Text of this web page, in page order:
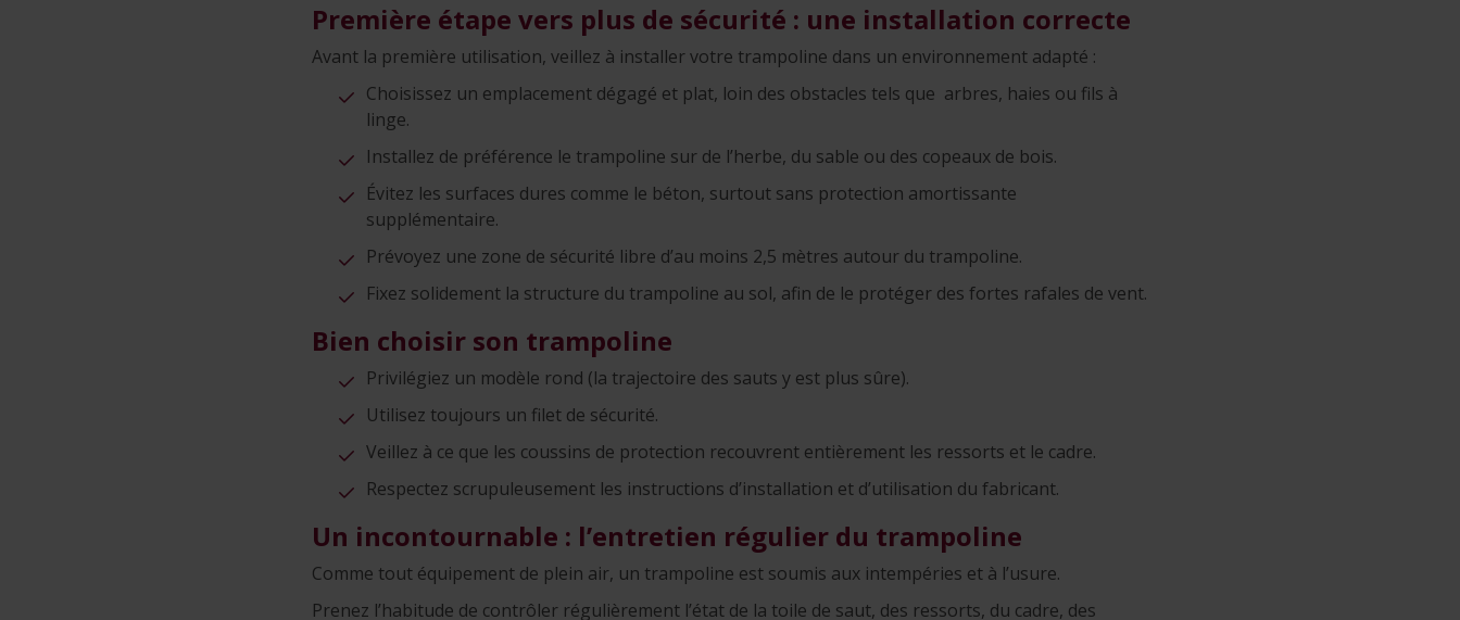
Première étape vers plus de sécurité : une installation correcte
Avant la première utilisation, veillez à installer votre trampoline dans un environnement adapté :
Choisissez un emplacement dégagé et plat, loin des obstacles tels que arbres, haies ou fils à
linge.
Installez de préférence le trampoline sur de l’herbe, du sable ou des copeaux de bois.
Évitez les surfaces dures comme le béton, surtout sans protection amortissante
supplémentaire.
Prévoyez une zone de sécurité libre d’au moins 2,5 mètres autour du trampoline.
Fixez solidement la structure du trampoline au sol, afin de le protéger des fortes rafales de vent.
Bien choisir son trampoline
Privilégiez un modèle rond (la trajectoire des sauts y est plus sûre).
Utilisez toujours un filet de sécurité.
Veillez à ce que les coussins de protection recouvrent entièrement les ressorts et le cadre.
Respectez scrupuleusement les instructions d’installation et d’utilisation du fabricant.
Un incontournable : l’entretien régulier du trampoline
Comme tout équipement de plein air, un trampoline est soumis aux intempéries et à l’usure.
Prenez l’habitude de contrôler régulièrement l’état de la toile de saut, des ressorts, du cadre, des